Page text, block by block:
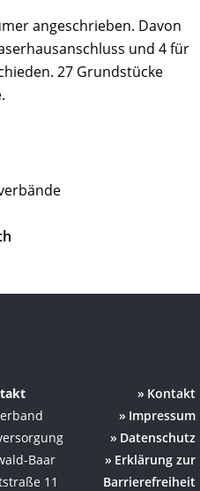
angeschrieben. Davon
und 4 für
27 Grundstücke
Baar
11
Kontakt
Impressum
Datenschutz
Erklärung zur
Barrierefreiheit